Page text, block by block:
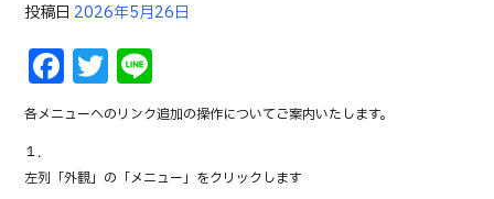
投稿日 2026年5月26日
F
a
c
e
T
w
it
te
n
e
各メニューへのリンク追加の操作についてご案内いたします。
１．
左列「外観」の「メニュー」をクリックします